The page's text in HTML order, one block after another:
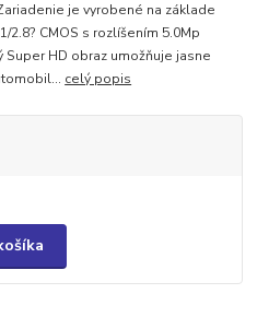
je vyrobené na základe
CMOS s rozlíšením 5.0Mp
Super HD obraz umožňuje jasne
celý popis